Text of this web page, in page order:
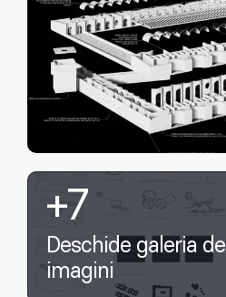
+7
Deschide galeria de
imagini